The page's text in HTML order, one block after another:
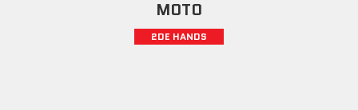
MOTO
2DE HANDS